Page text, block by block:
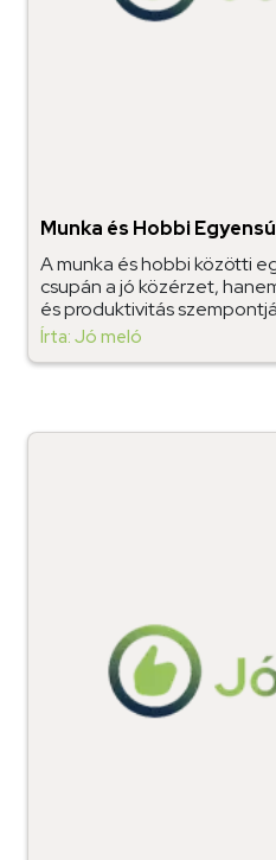
Munka és Hobbi
A munka és hobbi közötti
csupán a jó közérzet,
és produktivitás
Írta: Jó meló